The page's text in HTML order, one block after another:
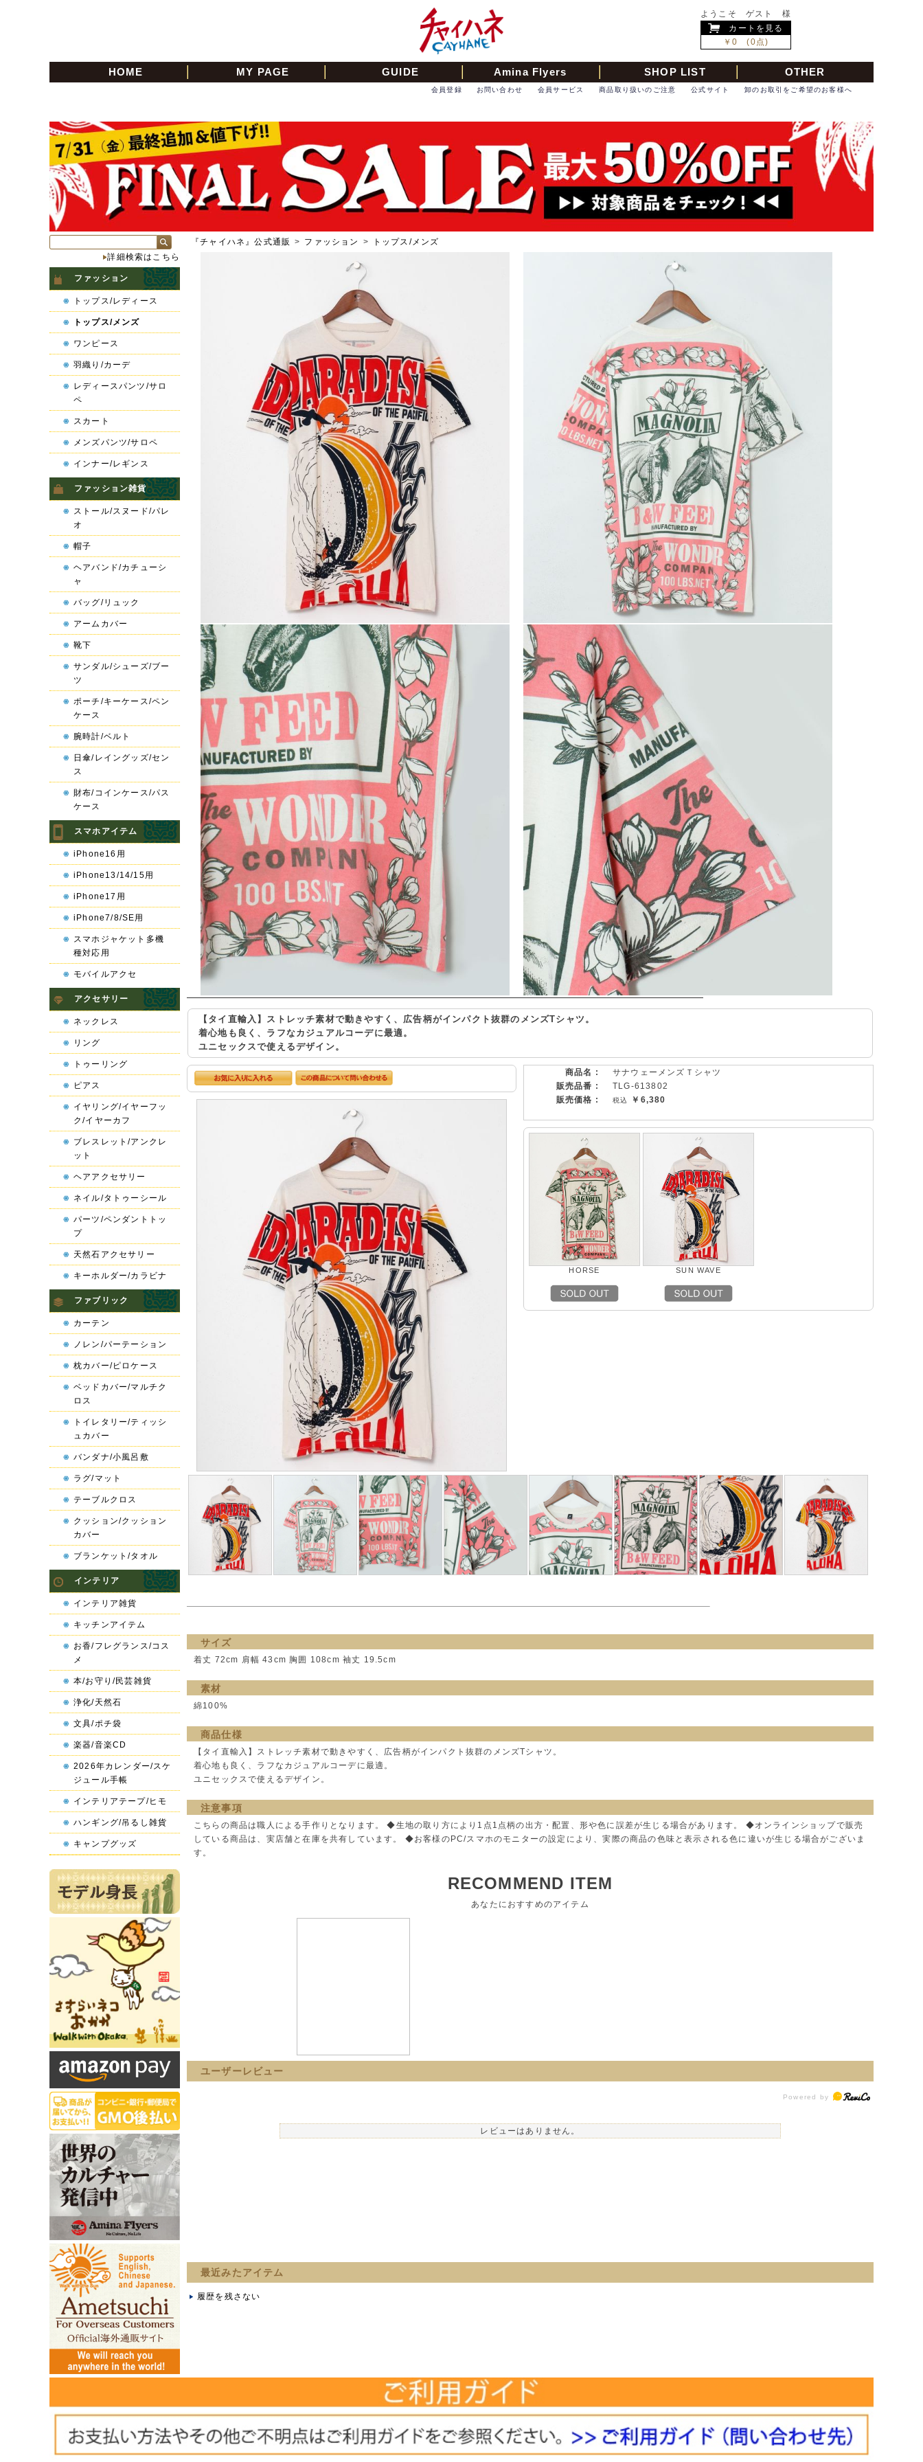
ようこそ ゲスト 様
カートを見る
￥0 (0点)
HOME MY PAGE GUIDE Amina Flyers SHOP LIST OTHER
卸のお取引をご希望のお客様へ
公式サイト
商品取り扱いのご注意
会員サービス
お問い合わせ
会員登録
『チャイハネ』公式通販 > ファッション > トップス/メンズ
【タイ直輸入】ストレッチ素材で動きやすく、広告柄がインパクト抜群のメンズTシャツ。
着心地も良く、ラフなカジュアルコーデに最適。
ユニセックスで使えるデザイン。
商品名 :
サナウェーメンズＴシャツ
販売品番 :
TLG-613802
販売価格 :
￥6,380
HORSE SUN WAVE
サイズ
着丈 72cm 肩幅 43cm 胸囲 108cm 袖丈 19.5cm
素材
綿100%
商品仕様
【タイ直輸入】ストレッチ素材で動きやすく、広告柄がインパクト抜群のメンズTシャツ。
着心地も良く、ラフなカジュアルコーデに最適。
ユニセックスで使えるデザイン。
注意事項
こちらの商品は職人による手作りとなります。 ◆生地の取り方により1点1点柄の出方・配置、形や色に誤差が生じる場合があります。 ◆オンラインショップで販売
している商品は、実店舗と在庫を共有しています。 ◆お客様のPC/スマホのモニターの設定により、実際の商品の色味と表示される色に違いが生じる場合がございま
す。
RECOMMEND ITEM
あなたにおすすめのアイテム
ユーザーレビュー
レビューはありません。
最近みたアイテム
履歴を残さない
詳細検索はこちら
ファッション
トップス/レディース
トップス/メンズ
ワンピース
羽織り/カーデ
レディースパンツ/サロ
ペ
スカート
メンズパンツ/サロペ
インナー/レギンス
ファッション雑貨
ストール/スヌード/パレ
オ
帽子
ヘアバンド/カチューシ
ャ
バッグ/リュック
アームカバー
靴下
サンダル/シューズ/ブー
ツ
ポーチ/キーケース/ペン
ケース
腕時計/ベルト
日傘/レイングッズ/セン
ス
財布/コインケース/パス
ケース
スマホアイテム
iPhone16用
iPhone13/14/15用
iPhone17用
iPhone7/8/SE用
スマホジャケット多機
種対応用
モバイルアクセ
アクセサリー
ネックレス
リング
トゥーリング
ピアス
イヤリング/イヤーフッ
ク/イヤーカフ
ブレスレット/アンクレ
ット
ヘアアクセサリー
ネイル/タトゥーシール
パーツ/ペンダントトッ
プ
天然石アクセサリー
キーホルダー/カラビナ
ファブリック
カーテン
ノレン/パーテーション
枕カバー/ピロケース
ベッドカバー/マルチク
ロス
トイレタリー/ティッシ
ュカバー
バンダナ/小風呂敷
ラグ/マット
テーブルクロス
クッション/クッション
カバー
ブランケット/タオル
インテリア
インテリア雑貨
キッチンアイテム
お香/フレグランス/コス
メ
本/お守り/民芸雑貨
浄化/天然石
文具/ポチ袋
楽器/音楽CD
2026年カレンダー/スケ
ジュール手帳
インテリアテープ/ヒモ
ハンギング/吊るし雑貨
キャンプグッズ